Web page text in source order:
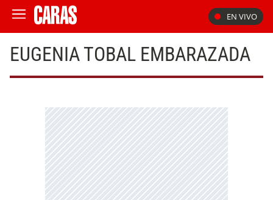
EN VIVO
EUGENIA TOBAL EMBARAZADA